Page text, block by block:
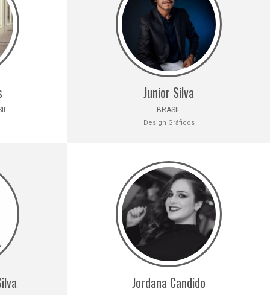
Junior Silva
BRASIL
Design Gráficos
Jordana Candido